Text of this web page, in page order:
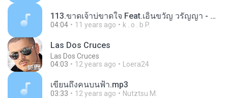
113.ขาดเจ้าบ่ขาดใจ Feat.เอิ้นขวัญ วรัญญา - ศิริพร อำไพพงษ์.mp3
04:04 11 years ago k . o . b P.
Las Dos Cruces
Las Dos Cruces
04:03
12 years ago Loera24
เขียนถึงคนบนฟ้า.mp3
03:33 12 years ago Nutztsu M.